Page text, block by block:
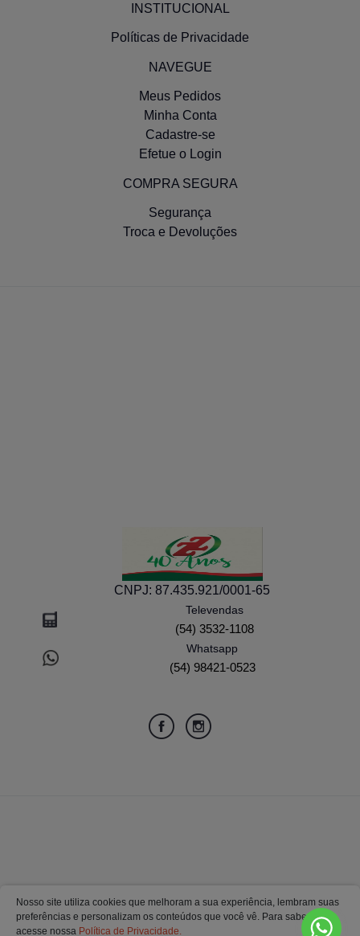
Efetue seu Login
INSTITUCIONAL
Políticas de Privacidade
NAVEGUE
Meus Pedidos
Minha Conta
Cadastre-se
Efetue o Login
COMPRA SEGURA
Segurança
Troca e Devoluções
CNPJ: 87.435.921/0001-65
Televendas
(54) 3532-1108
Whatsapp
(54) 98421-0523
Nosso site utiliza cookies que melhoram a sua experiência, lembram suas
preferências e personalizam os conteúdos que você vê. Para saber mais
acesse nossa Política de Privacidade.